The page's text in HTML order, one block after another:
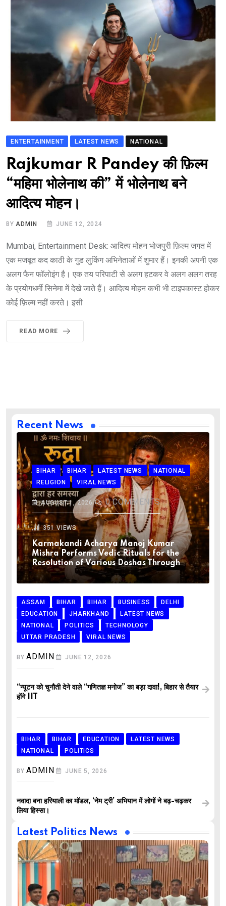
ENTERTAINMENT LATEST NEWS NATIONAL
Rajkumar R Pandey की फ़िल्म
“महिमा भोलेनाथ की” में भोलेनाथ बने
आदित्य मोहन।
BYADMIN JUNE 12, 2024
Mumbai, Entertainment Desk: आदित्य मोहन भोजपुरी फ़िल्म जगत में
एक मजबूत कद काठी के गुड लुकिंग अभिनेताओं में शुमार हैं। इनकी अपनी एक
अलग फैन फॉलोइंग है। एक तय परिपाटी से अलग हटकर वे अलग अलग तरह
के प्रयोगधर्मी सिनेमा में देखे जाते हैं। आदित्य मोहन कभी भी टाइपकास्ट होकर
कोई फ़िल्म नहीं करते। इसी
READ MORE
Recent News
BIHAR BIHAR LATEST NEWS
NATIONAL
RELIGION
VIRAL NEWS
AUGUST 1, 2026 0COMMENTS
351 VIEWS
Karmakandi Acharya Manoj Kumar
Mishra Performs Vedic Rituals for the
Resolution of Various Doshas Through
ASSAM BIHAR BIHAR BUSINESS
DELHI
EDUCATION
JHARKHAND
LATEST NEWS
NATIONAL
POLITICS
TECHNOLOGY
UTTAR PRADESH
VIRAL NEWS
BYADMIN JUNE 12, 2026
“न्यूटन को चुनौती देने वाले “गणितज्ञ मनोज” का बड़ा दावा!, बिहार से तैयार
होंगे IIT
BIHAR BIHAR EDUCATION
LATEST NEWS
NATIONAL
POLITICS
BYADMIN JUNE 5, 2026
नवादा बना हरियाली का मॉडल, ‘नेम ट्री’ अभियान में लोगों ने बढ़-चढ़कर
लिया हिस्सा।
Latest Politics News